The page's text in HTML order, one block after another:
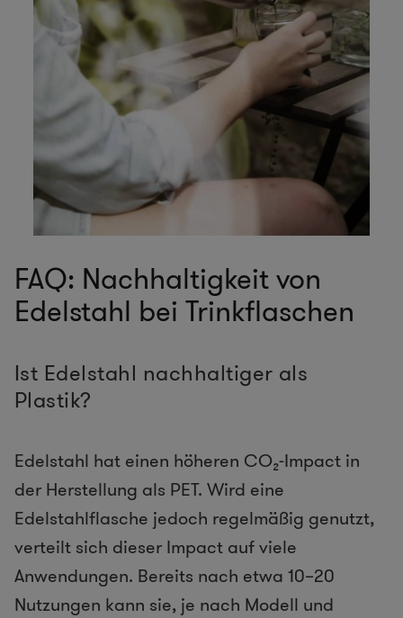
FAQ: Nachhaltigkeit von
Edelstahl bei Trinkflaschen
Ist Edelstahl nachhaltiger als
Plastik?
Edelstahl hat einen höheren CO₂-Impact in
der Herstellung als PET. Wird eine
Edelstahlflasche jedoch regelmäßig genutzt,
verteilt sich dieser Impact auf viele
Anwendungen. Bereits nach etwa 10–20
Nutzungen kann sie, je nach Modell und